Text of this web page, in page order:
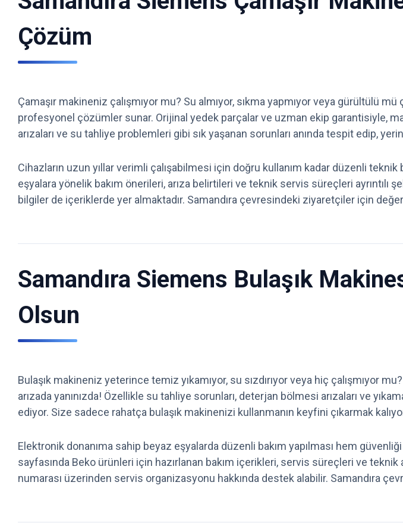
Çözüm
Çamaşır makineniz çalışmıyor mu? Su almıyor, sıkma yapmıyor veya gürültülü
profesyonel çözümler sunar. Orijinal yedek parçalar ve uzman ekip garantisiyle,
arızaları ve su tahliye problemleri gibi sık yaşanan sorunları anında tespit edip,
Cihazların uzun yıllar verimli çalışabilmesi için doğru kullanım kadar düzenli teknik
eşyalara yönelik bakım önerileri, arıza belirtileri ve teknik servis süreçleri ayrıntılı
bilgiler de içeriklerde yer almaktadır. Samandıra çevresindeki ziyaretçiler için
Samandıra Siemens Bulaşık
Olsun
Bulaşık makineniz yeterince temiz yıkamıyor, su sızdırıyor veya hiç çalışmıyor
arızada yanınızda! Özellikle su tahliye sorunları, deterjan bölmesi arızaları ve
ediyor. Size sadece rahatça bulaşık makinenizi kullanmanın keyfini çıkarmak
Elektronik donanıma sahip beyaz eşyalarda düzenli bakım yapılması hem
sayfasında Beko ürünleri için hazırlanan bakım içerikleri, servis süreçleri ve
numarası üzerinden servis organizasyonu hakkında destek alabilir. Samandıra